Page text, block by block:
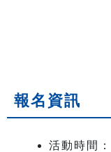
報名資訊
活動時間：